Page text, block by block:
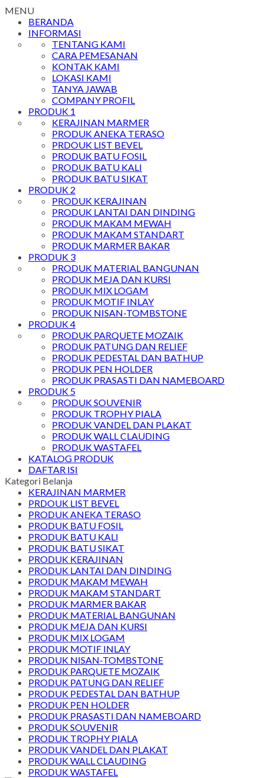
MENU
BERANDA
INFORMASI
TENTANG KAMI
CARA PEMESANAN
KONTAK KAMI
LOKASI KAMI
TANYA JAWAB
COMPANY PROFIL
PRODUK 1
KERAJINAN MARMER
PRODUK ANEKA TERASO
PRDOUK LIST BEVEL
PRODUK BATU FOSIL
PRODUK BATU KALI
PRODUK BATU SIKAT
PRODUK 2
PRODUK KERAJINAN
PRODUK LANTAI DAN DINDING
PRODUK MAKAM MEWAH
PRODUK MAKAM STANDART
PRODUK MARMER BAKAR
PRODUK 3
PRODUK MATERIAL BANGUNAN
PRODUK MEJA DAN KURSI
PRODUK MIX LOGAM
PRODUK MOTIF INLAY
PRODUK NISAN-TOMBSTONE
PRODUK 4
PRODUK PARQUETE MOZAIK
PRODUK PATUNG DAN RELIEF
PRODUK PEDESTAL DAN BATHUP
PRODUK PEN HOLDER
PRODUK PRASASTI DAN NAMEBOARD
PRODUK 5
PRODUK SOUVENIR
PRODUK TROPHY PIALA
PRODUK VANDEL DAN PLAKAT
PRODUK WALL CLAUDING
PRODUK WASTAFEL
KATALOG PRODUK
DAFTAR ISI
Kategori Belanja
KERAJINAN MARMER
PRDOUK LIST BEVEL
PRODUK ANEKA TERASO
PRODUK BATU FOSIL
PRODUK BATU KALI
PRODUK BATU SIKAT
PRODUK KERAJINAN
PRODUK LANTAI DAN DINDING
PRODUK MAKAM MEWAH
PRODUK MAKAM STANDART
PRODUK MARMER BAKAR
PRODUK MATERIAL BANGUNAN
PRODUK MEJA DAN KURSI
PRODUK MIX LOGAM
PRODUK MOTIF INLAY
PRODUK NISAN-TOMBSTONE
PRODUK PARQUETE MOZAIK
PRODUK PATUNG DAN RELIEF
PRODUK PEDESTAL DAN BATHUP
PRODUK PEN HOLDER
PRODUK PRASASTI DAN NAMEBOARD
PRODUK SOUVENIR
PRODUK TROPHY PIALA
PRODUK VANDEL DAN PLAKAT
PRODUK WALL CLAUDING
PRODUK WASTAFEL